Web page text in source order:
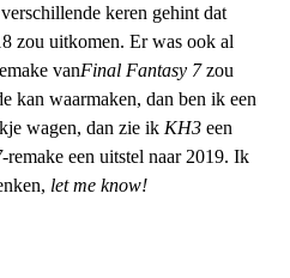
keren gehint dat
zou uitkomen. Er was ook al
vanFinal Fantasy 7zou
kan waarmaken, dan ben ik een
wagen, dan zie ik KH3 een
remake een uitstel naar 2019. Ik
let me know!